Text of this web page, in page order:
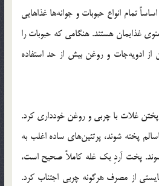
تمام انواع حبوبات و جوانه‌ها غذاهایی
غذایمان هستند. هنگامی که حبوبات را
ادویه‌جات و روغن بیش از حد استفاده
پختن غلات با چربی و روغن خودداری کرد.
پخته شوند، پرتئین‌های ساده اغلب به
پخت آردِ یک غله کاملاً صحیح است،
از مصرف هرگونه چربی اجتناب کرد.